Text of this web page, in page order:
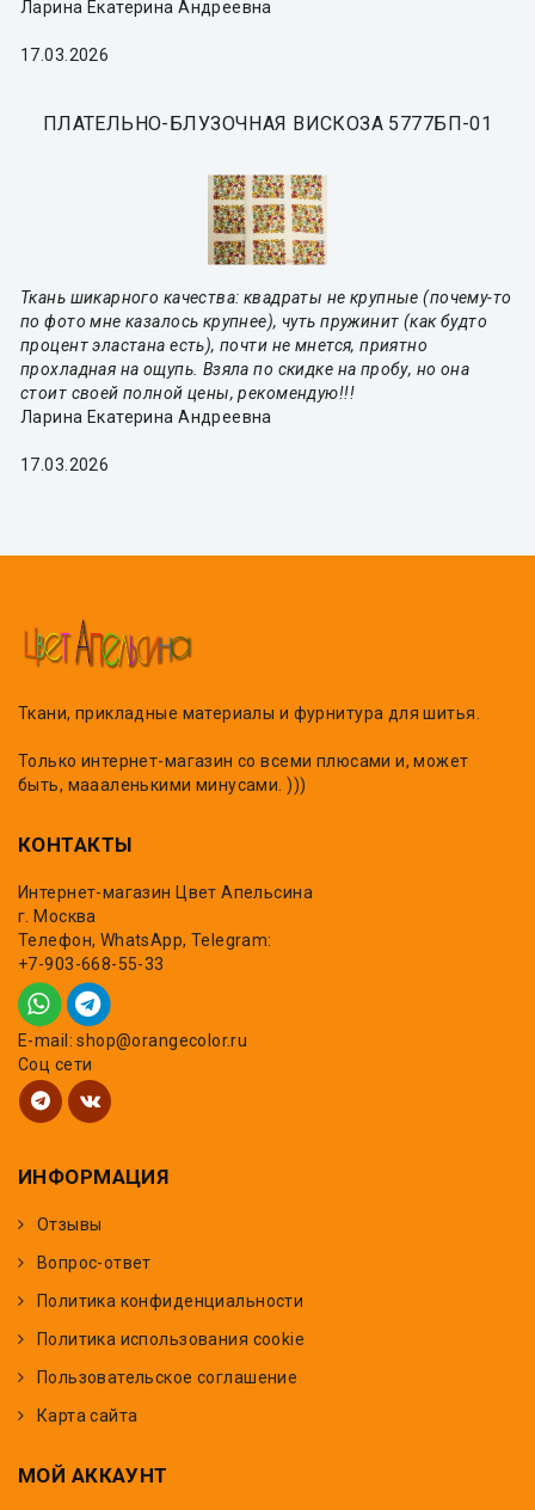
Ларина Екатерина Андреевна
17.03.2026
ПЛАТЕЛЬНО-БЛУЗОЧНАЯ ВИСКОЗА 5777БП-01
Ткань шикарного качества: квадраты не крупные (почему-то
по фото мне казалось крупнее), чуть пружинит (как будто
процент эластана есть), почти не мнется, приятно
прохладная на ощупь. Взяла по скидке на пробу, но она
стоит своей полной цены, рекомендую!!!
Ларина Екатерина Андреевна
17.03.2026
Ткани, прикладные материалы и фурнитура для шитья.
Только интернет-магазин со всеми плюсами и, может
быть, маааленькими минусами. )))
КОНТАКТЫ
Интернет-магазин Цвет Апельсина
г. Москва
Телефон, WhatsApp, Telegram:
+7-903-668-55-33
E-mail: shop@orangecolor.ru
Соц сети
ИНФОРМАЦИЯ
Отзывы
Вопрос-ответ
Политика конфиденциальности
Политика использования cookie
Пользовательское соглашение
Карта сайта
МОЙ АККАУНТ